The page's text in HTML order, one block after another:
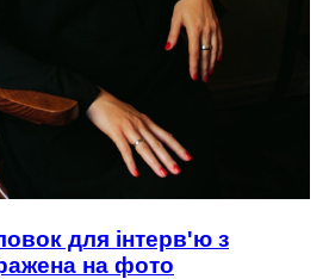
для інтерв'ю з
на фото